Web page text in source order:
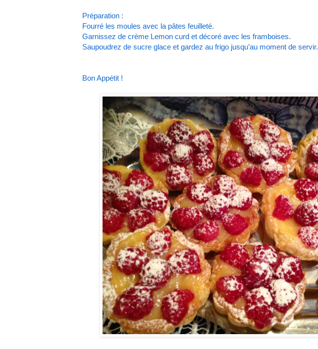
Préparation :
Fourré les moules avec la pâtes feuilleté.
Garnissez de crème Lemon curd et décoré avec les framboises.
Saupoudrez de sucre glace et gardez au frigo jusqu’au moment de servir.
Bon Appétit !